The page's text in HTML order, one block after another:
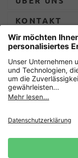
KONTAKT
ZAHLUNG